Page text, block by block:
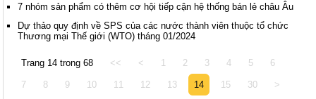
7 nhóm sản phẩm có thêm cơ hội tiếp cận hệ thống bán lẻ châu Âu
Dự thảo quy định về SPS của các nước thành viên thuộc tổ chức
Thương mại Thế giới (WTO) tháng 01/2024
Trang 14 trong 68 << < 1 2 3 4 5 6
7 8 9 10 11 12 13 14 15 30 >